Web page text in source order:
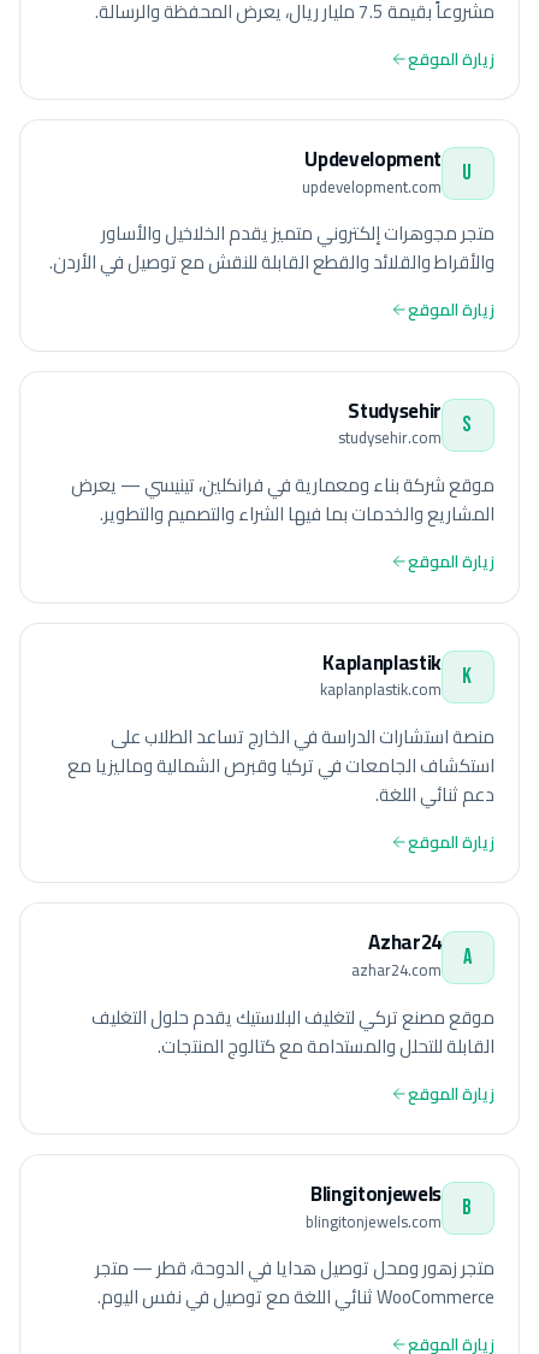
مشروعاً بقيمة 7.5 مليار ريال، يعرض المحفظة والرسالة.
زيارة الموقع
U
Updevelopment
updevelopment.com
متجر مجوهرات إلكتروني متميز يقدم الخلاخيل والأساور
والأقراط والقلائد والقطع القابلة للنقش مع توصيل في الأردن.
زيارة الموقع
S
Studysehir
studysehir.com
موقع شركة بناء ومعمارية في فرانكلين، تينيسي — يعرض
المشاريع والخدمات بما فيها الشراء والتصميم والتطوير.
زيارة الموقع
K
Kaplanplastik
kaplanplastik.com
منصة استشارات الدراسة في الخارج تساعد الطلاب على
استكشاف الجامعات في تركيا وقبرص الشمالية وماليزيا مع
دعم ثنائي اللغة.
زيارة الموقع
A
Azhar24
azhar24.com
موقع مصنع تركي لتغليف البلاستيك يقدم حلول التغليف
القابلة للتحلل والمستدامة مع كتالوج المنتجات.
زيارة الموقع
B
Blingitonjewels
blingitonjewels.com
متجر زهور ومحل توصيل هدايا في الدوحة، قطر — متجر
WooCommerce ثنائي اللغة مع توصيل في نفس اليوم.
زيارة الموقع